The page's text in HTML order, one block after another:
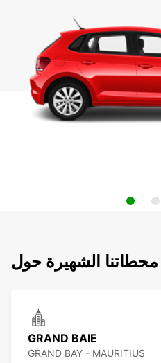
الشهيرة حول
GRAND BAIE
GRAND BAY - MAURITIUS